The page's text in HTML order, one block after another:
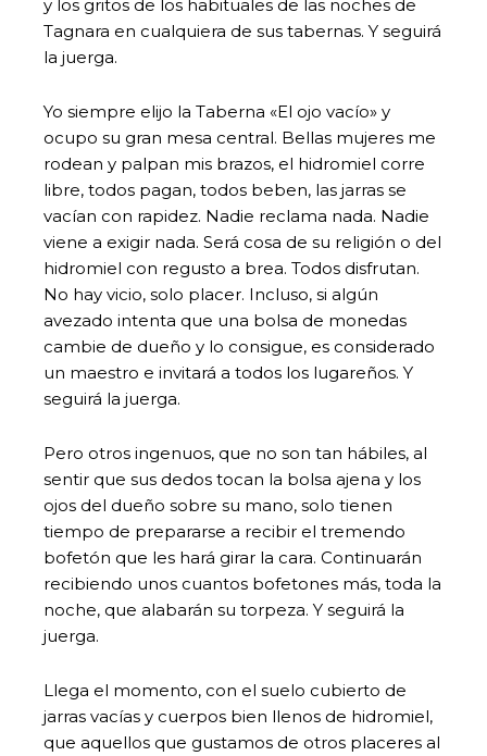
y los gritos de los habituales de las noches de
Tagnara en cualquiera de sus tabernas. Y seguirá
la juerga.
Yo siempre elijo la Taberna «El ojo vacío» y
ocupo su gran mesa central. Bellas mujeres me
rodean y palpan mis brazos, el hidromiel corre
libre, todos pagan, todos beben, las jarras se
vacían con rapidez. Nadie reclama nada. Nadie
viene a exigir nada. Será cosa de su religión o del
hidromiel con regusto a brea. Todos disfrutan.
No hay vicio, solo placer. Incluso, si algún
avezado intenta que una bolsa de monedas
cambie de dueño y lo consigue, es considerado
un maestro e invitará a todos los lugareños. Y
seguirá la juerga.
Pero otros ingenuos, que no son tan hábiles, al
sentir que sus dedos tocan la bolsa ajena y los
ojos del dueño sobre su mano, solo tienen
tiempo de prepararse a recibir el tremendo
bofetón que les hará girar la cara. Continuarán
recibiendo unos cuantos bofetones más, toda la
noche, que alabarán su torpeza. Y seguirá la
juerga.
Llega el momento, con el suelo cubierto de
jarras vacías y cuerpos bien llenos de hidromiel,
que aquellos que gustamos de otros placeres al